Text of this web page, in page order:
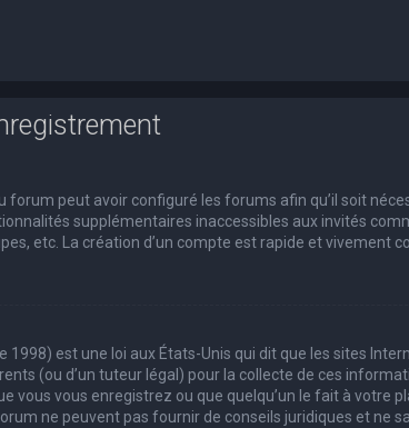
peut avoir configuré les forums afin qu’il soit
supplémentaires inaccessibles aux invités
etc. La création d’un compte est rapide et vivement
1998) est une loi aux États-Unis qui dit que les sites
(ou d’un tuteur légal) pour la collecte de ces
vous vous enregistrez ou que quelqu’un le fait à votre
ne peuvent pas fournir de conseils juridiques et ne